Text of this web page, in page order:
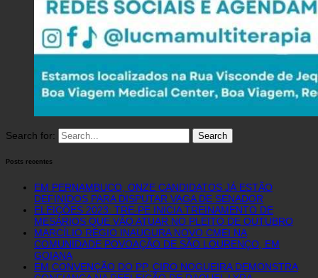
Search for:
Posts recentes
EM PERNAMBUCO, ONZE CANDIDATOS JÁ ESTÃO
DEFINIDOS PARA DISPUTAR VAGA DE SENADOR
ELEIÇÕES 2023: TRE-PE INICIA TREINAMENTO DE
MESÁRIOS QUE VÃO ATUAR NO PLEITO DE OUTUBRO
MARCÍLIO RÉGIO INAUGURA NOVO CMEI NA
COMUNIDADE POVOAÇÃO DE SÃO LOURENÇO, EM
GOIANA
EM CONVENÇÃO DO PP, CIRO NOGUEIRA DEMONSTRA